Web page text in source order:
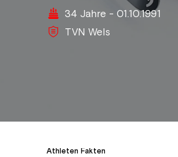
34 Jahre - 01.10.1991
TVN Wels
Athleten Fakten